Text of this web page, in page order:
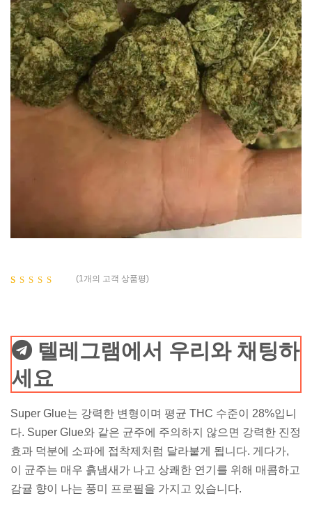
로 평가됨
(1개의 고객 상품평)
텔레그램에서 우리와 채팅하
세요
Super Glue는 강력한 변형이며 평균 THC 수준이 28%입니
다. Super Glue와 같은 균주에 주의하지 않으면 강력한 진정
효과 덕분에 소파에 접착제처럼 달라붙게 됩니다. 게다가,
이 균주는 매우 흙냄새가 나고 상쾌한 연기를 위해 매콤하고
감귤 향이 나는 풍미 프로필을 가지고 있습니다.